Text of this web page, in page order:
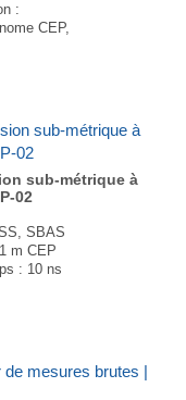
:
CEP,
sub-métrique à
02
SBAS
m CEP
: 10 ns